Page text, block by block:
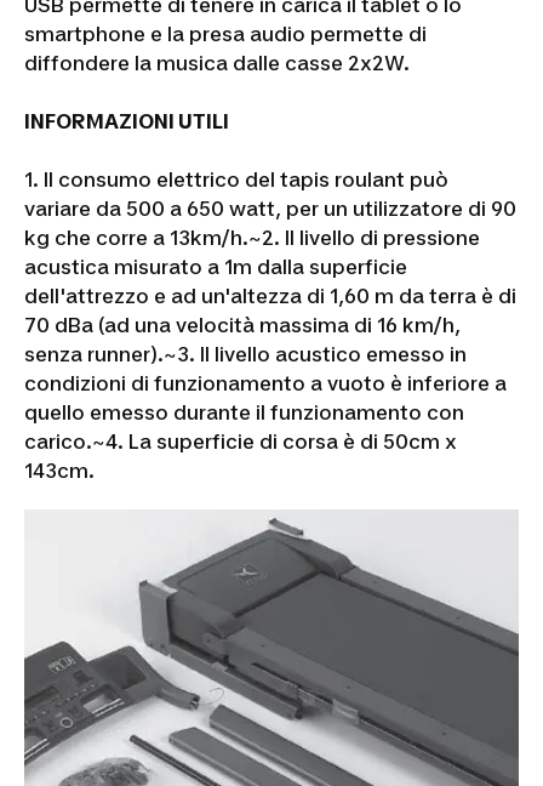
smartphone e la presa audio permette di
diffondere la musica dalle casse 2x2W.
INFORMAZIONI UTILI
1. Il consumo elettrico del tapis roulant può
variare da 500 a 650 watt, per un utilizzatore di 90
kg che corre a 13km/h.~2. Il livello di pressione
acustica misurato a 1m dalla superficie
dell'attrezzo e ad un'altezza di 1,60 m da terra è di
70 dBa (ad una velocità massima di 16 km/h,
senza runner).~3. Il livello acustico emesso in
condizioni di funzionamento a vuoto è inferiore a
quello emesso durante il funzionamento con
carico.~4. La superficie di corsa è di 50cm x
143cm.